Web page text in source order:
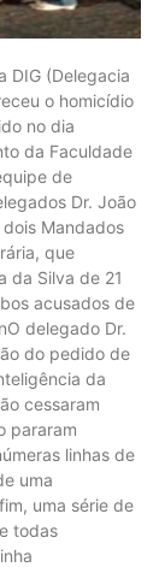
DIG (Delegacia
o homicídio
no dia
da Faculdade
de
Dr. João
Mandados
que
da Silva de 21
acusados de
delegado Dr.
do pedido de
da
cessaram
pararam
linhas de
uma
uma série de
todas